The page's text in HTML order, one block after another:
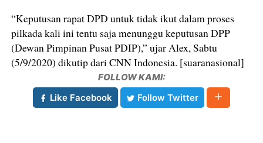
“Keputusan rapat DPD untuk tidak ikut dalam proses
pilkada kali ini tentu saja menunggu keputusan DPP
(Dewan Pimpinan Pusat PDIP),” ujar Alex, Sabtu
(5/9/2020) dikutip dari CNN Indonesia. [suaranasional]
FOLLOW KAMI:
Like Facebook
Follow Twitter